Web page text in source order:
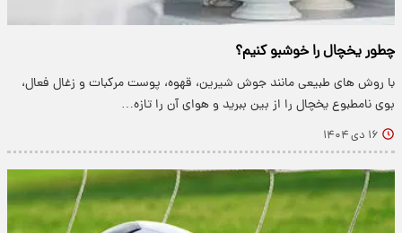
چطور یخچال را خوشبو کنیم؟
با روش های طبیعی مانند جوش شیرین، قهوه، پوست مرکبات و زغال فعال،
بوی نامطبوع یخچال را از بین ببرید و هوای آن را تازه…
۱۶ دی ۱۴۰۴